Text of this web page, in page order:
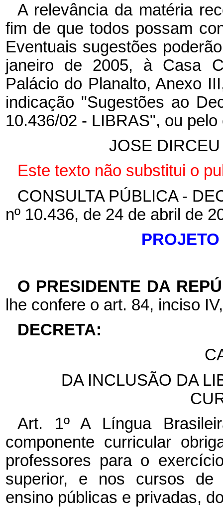
A relevância da matéria
fim de que todos possam
Eventuais sugestões
janeiro de 2005, à Casa
Palácio do Planalto, Anexo
indicação "Sugestões ao
10.436/02 - LIBRAS", ou
JOSE
Este texto não substitui o
CONSULTA PÚBLICA -
nº 10.436, de 24 de abril de
O PRESIDENTE DA
lhe confere o art. 84, inciso
DECRETA:
DA INCLUSÃO DA
Art. 1º A Língua
componente curricular
professores para o
superior, e nos cursos de
ensino públicas e privadas,